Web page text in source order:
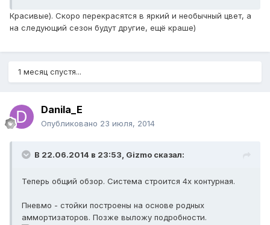
Красивые). Скоро перекрасятся в яркий и необычный цвет, а
на следующий сезон будут другие, ещё краше)
1 месяц спустя...
Danila_E
Опубликовано 23 июля, 2014
В 22.06.2014 в 23:53, Gizmo сказал:
Теперь общий обзор. Система строится 4х контурная.
Пневмо - стойки построены на основе родных
аммортизаторов. Позже выложу подробности.